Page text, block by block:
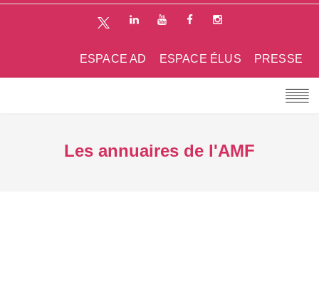
PRESSE
ESPACE ÉLUS
ESPACE AD
Les annuaires de l'AMF